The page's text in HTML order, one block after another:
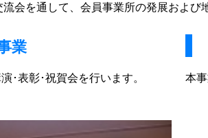
を通して、会員事業所の発展および
業
･表彰･祝賀会を行います。 本